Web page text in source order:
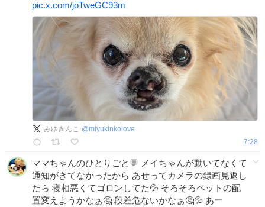
pic.x.com/joTweGC93m
みゆきんこ @miyukinkolove
7:28
ママちゃんのひとりごと💬 メイちゃんが動いてなくて
通知がきてなかったから あせってカメラの録画見返し
たら 寝相悪くてゴロンしてた💦 そろそろベットの配
置変えようかなぁ🤔 段差危ないかなぁ🤔💦 あー